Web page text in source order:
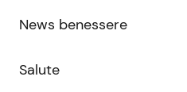
News benessere
Salute